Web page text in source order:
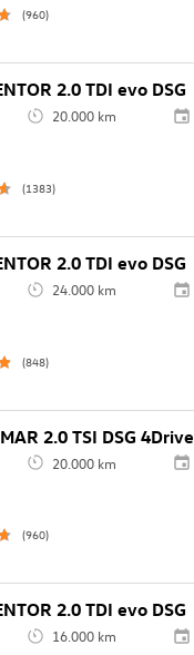
(960)
2.0 TDI evo DSG
20.000 km
(1383)
2.0 TDI evo DSG
24.000 km
(848)
2.0 TSI DSG 4Drive
20.000 km
(960)
2.0 TDI evo DSG
16.000 km